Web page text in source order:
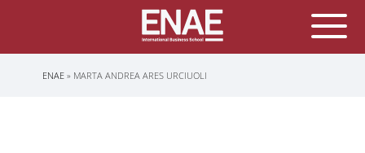
Sobrescribir
ENAE MARTA ANDREA ARES URCIUOLI